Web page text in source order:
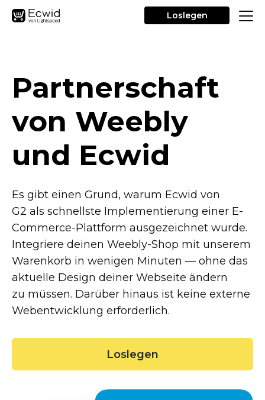
Loslegen
Partnerschaft
von Weebly
und Ecwid
Es gibt einen Grund, warum Ecwid von
G2 als schnellste Implementierung einer E-
Commerce-Plattform ausgezeichnet wurde.
Integriere deinen Weebly-Shop mit unserem
Warenkorb in wenigen Minuten — ohne das
aktuelle Design deiner Webseite ändern
zu müssen. Darüber hinaus ist keine externe
Webentwicklung erforderlich.
Loslegen